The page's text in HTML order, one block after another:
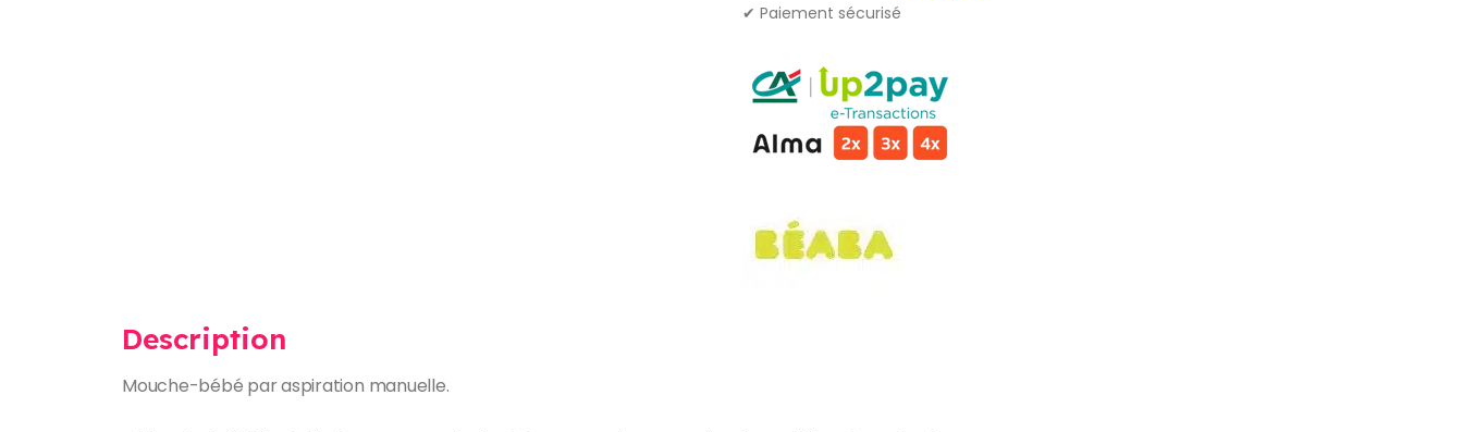
✔ Paiement sécurisé
Description
Mouche-bébé par aspiration manuelle.